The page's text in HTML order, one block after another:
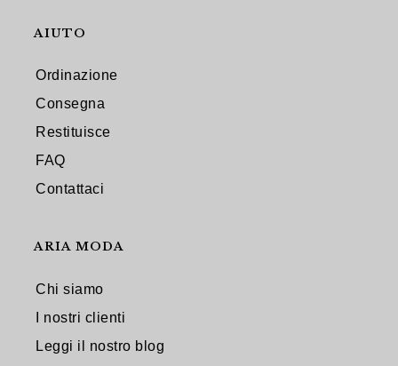
AIUTO
Ordinazione
Consegna
Restituisce
FAQ
Contattaci
ARIA MODA
Chi siamo
I nostri clienti
Leggi il nostro blog